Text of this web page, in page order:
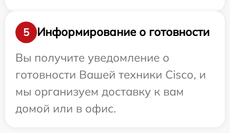
5
Информирование о готовности
Вы получите уведомление о
готовности Вашей техники Cisco, и
мы организуем доставку к вам
домой или в офис.